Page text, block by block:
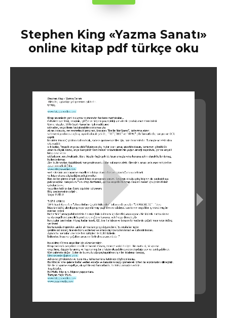
Stephen King «Yazma Sanatı»
online kitap pdf türkçe oku